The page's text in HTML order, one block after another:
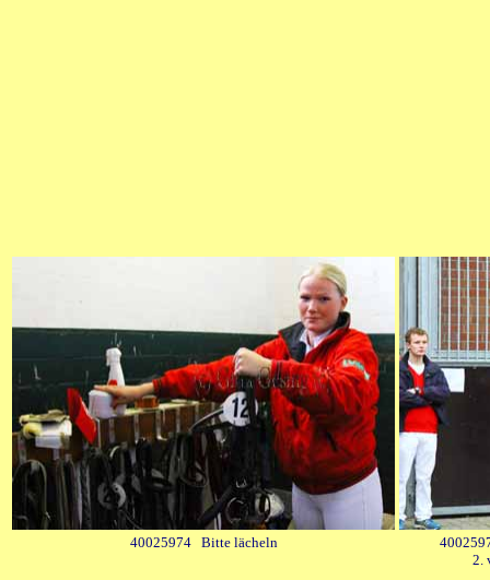
40025974 Bitte lächeln
2.